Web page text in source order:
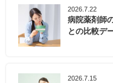
2026.7.22
病院薬剤師
との比較デ
2026.7.15